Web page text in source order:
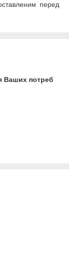
перед
Ваших потреб